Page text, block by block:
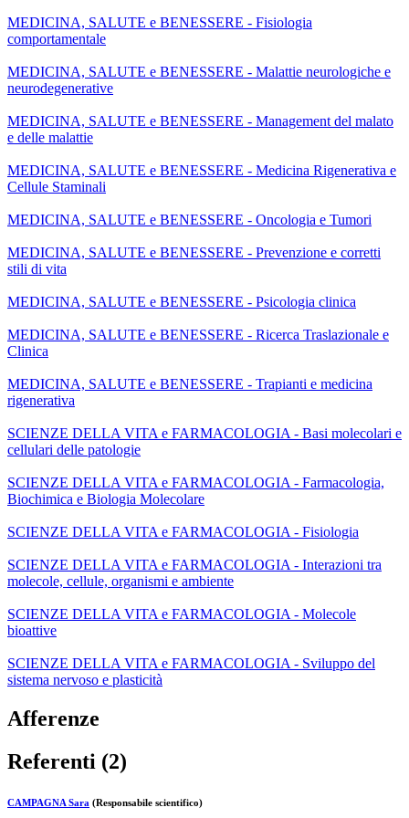
MEDICINA, SALUTE e BENESSERE - Fisiologia
comportamentale
MEDICINA, SALUTE e BENESSERE - Malattie neurologiche e
neurodegenerative
MEDICINA, SALUTE e BENESSERE - Management del malato
e delle malattie
MEDICINA, SALUTE e BENESSERE - Medicina Rigenerativa e
Cellule Staminali
MEDICINA, SALUTE e BENESSERE - Oncologia e Tumori
MEDICINA, SALUTE e BENESSERE - Prevenzione e corretti
stili di vita
MEDICINA, SALUTE e BENESSERE - Psicologia clinica
MEDICINA, SALUTE e BENESSERE - Ricerca Traslazionale e
Clinica
MEDICINA, SALUTE e BENESSERE - Trapianti e medicina
rigenerativa
SCIENZE DELLA VITA e FARMACOLOGIA - Basi molecolari e
cellulari delle patologie
SCIENZE DELLA VITA e FARMACOLOGIA - Farmacologia,
Biochimica e Biologia Molecolare
SCIENZE DELLA VITA e FARMACOLOGIA - Fisiologia
SCIENZE DELLA VITA e FARMACOLOGIA - Interazioni tra
molecole, cellule, organismi e ambiente
SCIENZE DELLA VITA e FARMACOLOGIA - Molecole
bioattive
SCIENZE DELLA VITA e FARMACOLOGIA - Sviluppo del
sistema nervoso e plasticità
Afferenze
Referenti (2)
CAMPAGNA Sara (Responsabile scientifico)